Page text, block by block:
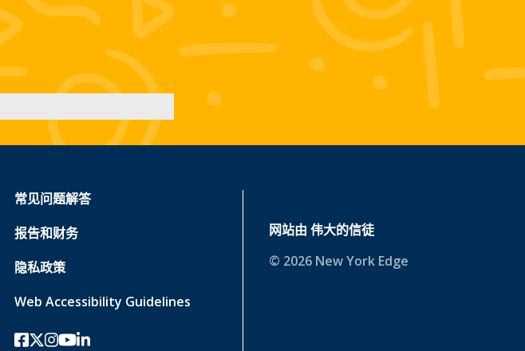
常见问题解答
报告和财务
隐私政策
Web Accessibility Guidelines
Facebook
twitter-x
Instagram的
YouTube
领英
网站由 伟大的信徒
© 2026 New York Edge